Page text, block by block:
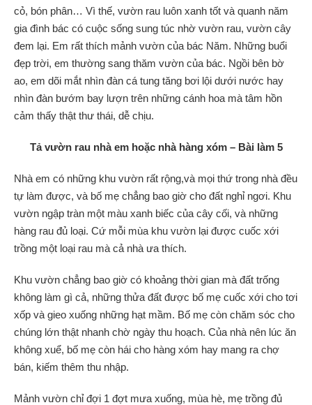
cỏ, bón phân… Vì thế, vườn rau luôn xanh tốt và quanh năm
gia đình bác có cuộc sống sung túc nhờ vườn rau, vườn cây
đem lại. Em rất thích mảnh vườn của bác Năm. Những buổi
đẹp trời, em thường sang thăm vườn của bác. Ngồi bên bờ
ao, em dõi mắt nhìn đàn cá tung tăng bơi lội dưới nước hay
nhìn đàn bướm bay lượn trên những cánh hoa mà tâm hồn
cảm thấy thật thư thái, dễ chịu.
Tả vườn rau nhà em hoặc nhà hàng xóm– Bài làm 5
Nhà em có những khu vườn rất rộng,và mọi thứ trong nhà đều
tự làm được, và bố mẹ chẳng bao giờ cho đất nghỉ ngơi. Khu
vườn ngập tràn một màu xanh biếc của cây cối, và những
hàng rau đủ loại. Cứ mỗi mùa khu vườn lại được cuốc xới
trồng một loại rau mà cả nhà ưa thích.
Khu vườn chẳng bao giờ có khoảng thời gian mà đất trống
không làm gì cả, những thửa đất được bố mẹ cuốc xới cho tơi
xốp và gieo xuống những hạt mầm. Bố mẹ còn chăm sóc cho
chúng lớn thật nhanh chờ ngày thu hoạch. Của nhà nên lúc ăn
không xuể, bố mẹ còn hái cho hàng xóm hay mang ra chợ
bán, kiếm thêm thu nhập.
Mảnh vườn chỉ đợi 1 đợt mưa xuống, mùa hè, mẹ trồng đủ